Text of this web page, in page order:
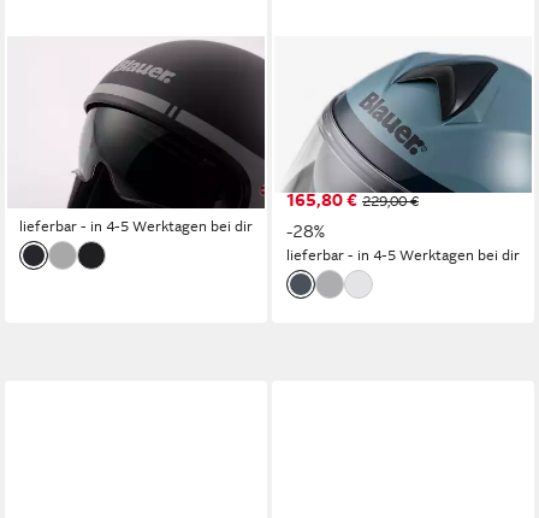
Motorradhelm Pilot GO
Jethelm, integriertes
Sonnenvisier
165,80 €
229,00 €
lieferbar - in 4-5 Werktagen bei dir
Motorradhelm Noah
Klapphelm, vorbereitet für
Sonnenvisier
165,80 € 229,00 €
-28%
lieferbar - in 4-5 Werktagen bei dir